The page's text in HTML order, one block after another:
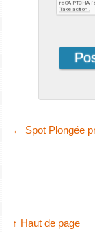
← Spot Plongée
↑ Haut de page